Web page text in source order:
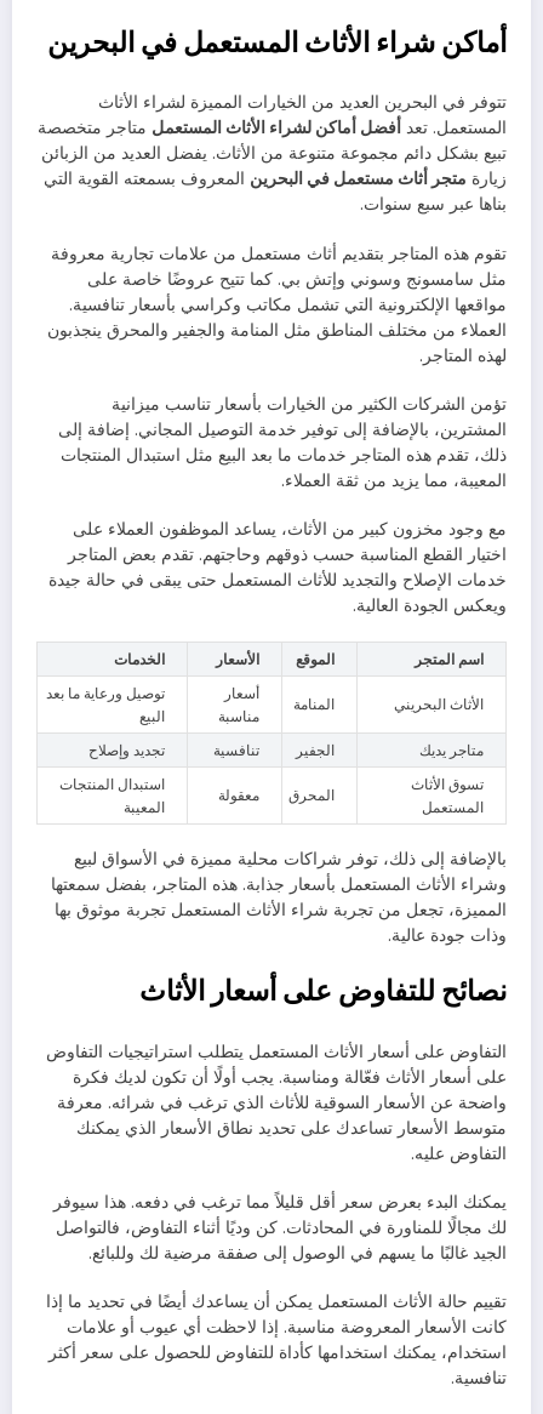
أماكن شراء الأثاث المستعمل في البحرين
تتوفر في البحرين العديد من الخيارات المميزة لشراء الأثاث
المستعمل. تعد أفضل أماكن لشراء الأثاث المستعمل متاجر متخصصة
تبيع بشكل دائم مجموعة متنوعة من الأثاث. يفضل العديد من الزبائن
زيارة متجر أثاث مستعمل في البحرين المعروف بسمعته القوية التي
بناها عبر سبع سنوات.
تقوم هذه المتاجر بتقديم أثاث مستعمل من علامات تجارية معروفة
مثل سامسونج وسوني وإتش بي. كما تتيح عروضًا خاصة على
مواقعها الإلكترونية التي تشمل مكاتب وكراسي بأسعار تنافسية.
العملاء من مختلف المناطق مثل المنامة والجفير والمحرق ينجذبون
لهذه المتاجر.
تؤمن الشركات الكثير من الخيارات بأسعار تناسب ميزانية
المشترين، بالإضافة إلى توفير خدمة التوصيل المجاني. إضافة إلى
ذلك، تقدم هذه المتاجر خدمات ما بعد البيع مثل استبدال المنتجات
المعيبة، مما يزيد من ثقة العملاء.
مع وجود مخزون كبير من الأثاث، يساعد الموظفون العملاء على
اختيار القطع المناسبة حسب ذوقهم وحاجتهم. تقدم بعض المتاجر
خدمات الإصلاح والتجديد للأثاث المستعمل حتى يبقى في حالة جيدة
ويعكس الجودة العالية.
اسم المتجر الموقع الأسعار الخدمات
الأثاث البحريني المنامة
أسعار
مناسبة
توصيل ورعاية ما بعد
البيع
متاجر يديك
الجفير تنافسية
تجديد وإصلاح
تسوق الأثاث
المستعمل
المحرق معقولة
استبدال المنتجات
المعيبة
بالإضافة إلى ذلك، توفر شراكات محلية مميزة في الأسواق لبيع
وشراء الأثاث المستعمل بأسعار جذابة. هذه المتاجر، بفضل سمعتها
المميزة، تجعل من تجربة شراء الأثاث المستعمل تجربة موثوق بها
وذات جودة عالية.
نصائح للتفاوض على أسعار الأثاث
التفاوض على أسعار الأثاث المستعمل يتطلب استراتيجيات التفاوض
على أسعار الأثاث فعّالة ومناسبة. يجب أولًا أن تكون لديك فكرة
واضحة عن الأسعار السوقية للأثاث الذي ترغب في شرائه. معرفة
متوسط الأسعار تساعدك على تحديد نطاق الأسعار الذي يمكنك
التفاوض عليه.
يمكنك البدء بعرض سعر أقل قليلاً مما ترغب في دفعه. هذا سيوفر
لك مجالًا للمناورة في المحادثات. كن وديًا أثناء التفاوض، فالتواصل
الجيد غالبًا ما يسهم في الوصول إلى صفقة مرضية لك وللبائع.
تقييم حالة الأثاث المستعمل يمكن أن يساعدك أيضًا في تحديد ما إذا
كانت الأسعار المعروضة مناسبة. إذا لاحظت أي عيوب أو علامات
استخدام، يمكنك استخدامها كأداة للتفاوض للحصول على سعر أكثر
تنافسية.